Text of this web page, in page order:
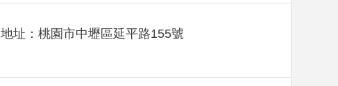
地址：桃園市中壢區延平路155號